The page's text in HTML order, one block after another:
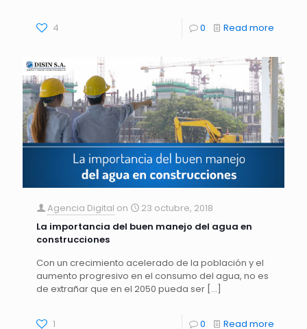
4 0 Read more
Agencia Digital on
23 octubre, 2018
La importancia del buen manejo del agua en
construcciones
Con un crecimiento acelerado de la población y el
aumento progresivo en el consumo del agua, no es
de extrañar que en el 2050 pueda ser […]
1 0 Read more